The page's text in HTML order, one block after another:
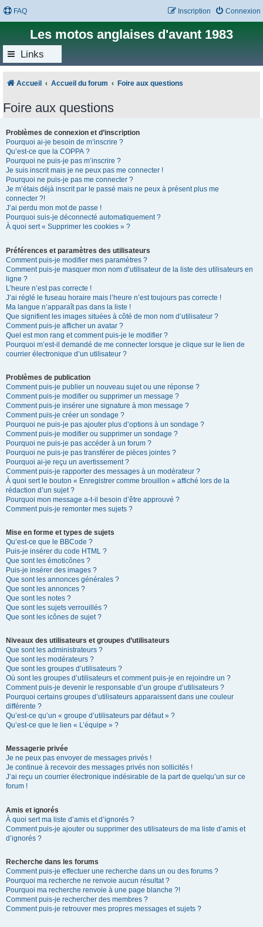
FAQ Connexion
Inscription
Les motos anglaises d'avant 1983
Links
Accueil Accueil du forum Foire aux questions
Foire aux questions
Problèmes de connexion et d’inscription
Pourquoi ai-je besoin de m’inscrire ?
Qu’est-ce que la COPPA ?
Pourquoi ne puis-je pas m’inscrire ?
Je suis inscrit mais je ne peux pas me connecter !
Pourquoi ne puis-je pas me connecter ?
Je m’étais déjà inscrit par le passé mais ne peux à présent plus me
connecter ?!
J’ai perdu mon mot de passe !
Pourquoi suis-je déconnecté automatiquement ?
À quoi sert « Supprimer les cookies » ?
Préférences et paramètres des utilisateurs
Comment puis-je modifier mes paramètres ?
Comment puis-je masquer mon nom d’utilisateur de la liste des utilisateurs en
ligne ?
L’heure n’est pas correcte !
J’ai réglé le fuseau horaire mais l’heure n’est toujours pas correcte !
Ma langue n’apparaît pas dans la liste !
Que signifient les images situées à côté de mon nom d’utilisateur ?
Comment puis-je afficher un avatar ?
Quel est mon rang et comment puis-je le modifier ?
Pourquoi m’est-il demandé de me connecter lorsque je clique sur le lien de
courrier électronique d’un utilisateur ?
Problèmes de publication
Comment puis-je publier un nouveau sujet ou une réponse ?
Comment puis-je modifier ou supprimer un message ?
Comment puis-je insérer une signature à mon message ?
Comment puis-je créer un sondage ?
Pourquoi ne puis-je pas ajouter plus d’options à un sondage ?
Comment puis-je modifier ou supprimer un sondage ?
Pourquoi ne puis-je pas accéder à un forum ?
Pourquoi ne puis-je pas transférer de pièces jointes ?
Pourquoi ai-je reçu un avertissement ?
Comment puis-je rapporter des messages à un modérateur ?
À quoi sert le bouton « Enregistrer comme brouillon » affiché lors de la
rédaction d’un sujet ?
Pourquoi mon message a-t-il besoin d’être approuvé ?
Comment puis-je remonter mes sujets ?
Mise en forme et types de sujets
Qu’est-ce que le BBCode ?
Puis-je insérer du code HTML ?
Que sont les émoticônes ?
Puis-je insérer des images ?
Que sont les annonces générales ?
Que sont les annonces ?
Que sont les notes ?
Que sont les sujets verrouillés ?
Que sont les icônes de sujet ?
Niveaux des utilisateurs et groupes d’utilisateurs
Que sont les administrateurs ?
Que sont les modérateurs ?
Que sont les groupes d’utilisateurs ?
Où sont les groupes d’utilisateurs et comment puis-je en rejoindre un ?
Comment puis-je devenir le responsable d’un groupe d’utilisateurs ?
Pourquoi certains groupes d’utilisateurs apparaissent dans une couleur
différente ?
Qu’est-ce qu’un « groupe d’utilisateurs par défaut » ?
Qu’est-ce que le lien « L’équipe » ?
Messagerie privée
Je ne peux pas envoyer de messages privés !
Je continue à recevoir des messages privés non sollicités !
J’ai reçu un courrier électronique indésirable de la part de quelqu’un sur ce
forum !
Amis et ignorés
À quoi sert ma liste d’amis et d’ignorés ?
Comment puis-je ajouter ou supprimer des utilisateurs de ma liste d’amis et
d’ignorés ?
Recherche dans les forums
Comment puis-je effectuer une recherche dans un ou des forums ?
Pourquoi ma recherche ne renvoie aucun résultat ?
Pourquoi ma recherche renvoie à une page blanche ?!
Comment puis-je rechercher des membres ?
Comment puis-je retrouver mes propres messages et sujets ?